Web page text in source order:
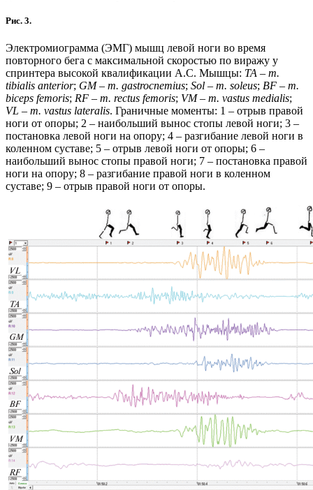
Рис. 3.
Электромиограмма (ЭМГ) мышц левой ноги во время
повторного бега с максимальной скоростью по виражу у
спринтера высокой квалификации А.С. Мышцы: TA – m.
tibialis anterior; GM – m. gastrocnemius; Sol – m. soleus; BF – m.
biceps femoris; RF – m. rectus femoris; VM – m. vastus medialis;
VL – m. vastus lateralis. Граничные моменты: 1 – отрыв правой
ноги от опоры; 2 – наибольший вынос стопы левой ноги; 3 –
постановка левой ноги на опору; 4 – разгибание левой ноги в
коленном суставе; 5 – отрыв левой ноги от опоры; 6 –
наибольший вынос стопы правой ноги; 7 – постановка правой
ноги на опору; 8 – разгибание правой ноги в коленном
суставе; 9 – отрыв правой ноги от опоры.